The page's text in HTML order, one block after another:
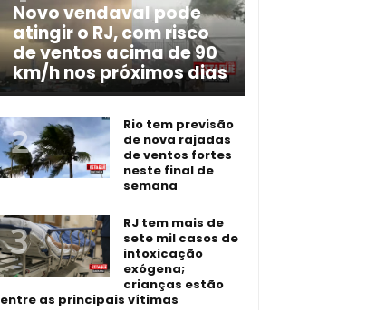
Novo vendaval pode
atingir o RJ, com risco
de ventos acima de 90
km/h nos próximos dias
Rio tem previsão
de nova rajadas
de ventos fortes
neste final de
semana
RJ tem mais de
sete mil casos de
intoxicação
exógena;
crianças estão
entre as principais vítimas